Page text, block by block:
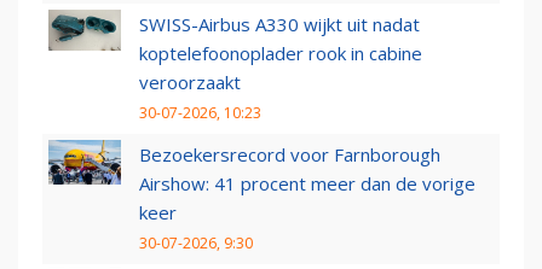
SWISS-Airbus A330 wijkt uit nadat
koptelefoonoplader rook in cabine
veroorzaakt
30-07-2026, 10:23
Bezoekersrecord voor Farnborough
Airshow: 41 procent meer dan de vorige
keer
30-07-2026, 9:30